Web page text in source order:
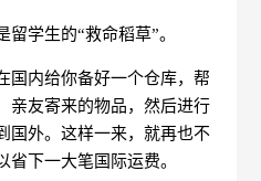
学生的“救命稻草”。
国内给你备好一个仓库，帮
亲友寄来的物品，然后进行
国外。这样一来，就再也不
省下一大笔国际运费。